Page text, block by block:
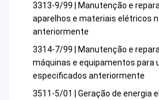
3313-9/99 | Manutenção e
aparelhos e materiais elétricos
anteriormente
3314-7/99 | Manutenção e
máquinas e equipamentos para
especificados anteriormente
3511-5/01 | Geração de energia